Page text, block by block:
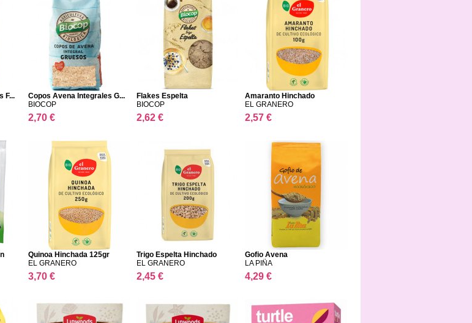
F...
Copos Avena Integrales G...
BIOCOP
2,70 €
Flakes Espelta
BIOCOP
2,62 €
Amaranto Hinchado
EL GRANERO
2,57 €
Quinoa Hinchada 125gr
EL GRANERO
3,70 €
Trigo Espelta Hinchado
EL GRANERO
2,45 €
Gofio Avena
LA PIÑA
4,29 €